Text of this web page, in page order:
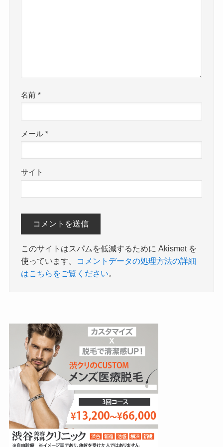
名前*
メール*
サイト
このサイトはスパムを低減するために Akismet を
使っています。
コメントデータの処理方法の詳細
はこちらをご覧ください。